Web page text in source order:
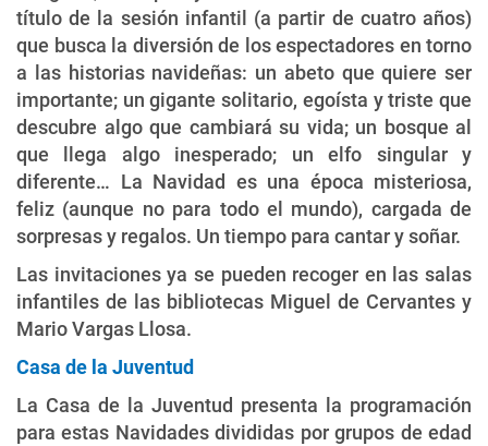
título de la sesión infantil (a partir de cuatro años)
que busca la diversión de los espectadores en torno
a las historias navideñas: un abeto que quiere ser
importante; un gigante solitario, egoísta y triste que
descubre algo que cambiará su vida; un bosque al
que llega algo inesperado; un elfo singular y
diferente… La Navidad es una época misteriosa,
feliz (aunque no para todo el mundo), cargada de
sorpresas y regalos. Un tiempo para cantar y soñar.
Las invitaciones ya se pueden recoger en las salas
infantiles de las bibliotecas Miguel de Cervantes y
Mario Vargas Llosa.
Casa de la Juventud
La Casa de la Juventud presenta la programación
para estas Navidades divididas por grupos de edad